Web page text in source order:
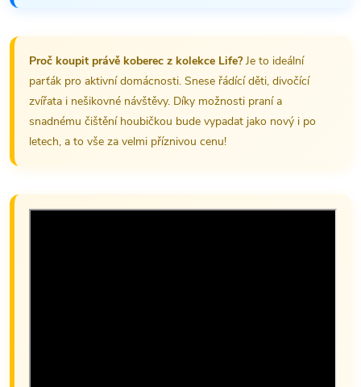
Proč koupit právě koberec z kolekce Life?Je to ideální
parťák pro aktivní domácnosti. Snese řádící děti, divočící
zvířata i nešikovné návštěvy. Díky možnosti praní a
snadnému čištění houbičkou bude vypadat jako nový i po
letech, a to vše za velmi příznivou cenu!